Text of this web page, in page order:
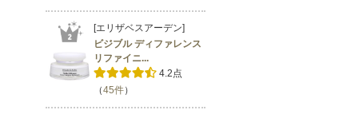
[エリザベスアーデン]
ビジブル ディファレンス
リファイニ...
4.2点
（45件）